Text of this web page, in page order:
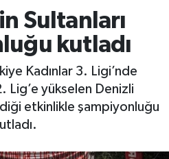
Sultanları
kutladı
Kadınlar 3. Ligi’nde
Lig’e yükselen Denizli
etkinlikle şampiyonluğu